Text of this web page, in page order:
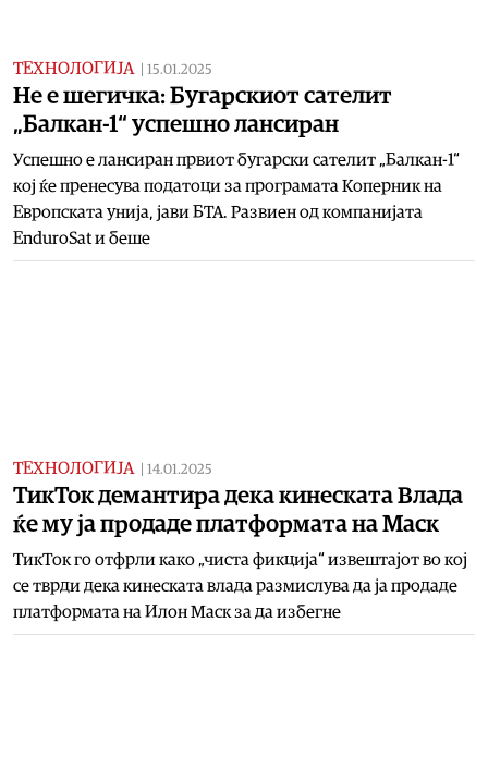
ТЕХНОЛОГИЈА 15.01.2025
Не е шегичка: Бугарскиот сателит
„Балкан-1“ успешно лансиран
Успешно е лансиран првиот бугарски сателит „Балкан-1“
кој ќе пренесува податоци за програмата Коперник на
Европската унија, јави БТА. Развиен од компанијата
EnduroSat и беше
ТЕХНОЛОГИЈА 14.01.2025
ТикТок демантира дека кинеската Влада
ќе му ја продаде платформата на Маск
ТикТок го отфрли како „чиста фикција“ извештајот во кој
се тврди дека кинеската влада размислува да ја продаде
платформата на Илон Маск за да избегне